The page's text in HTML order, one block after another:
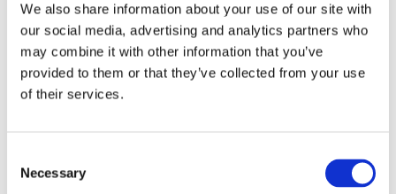
We also share information about your use of our site with
our social media, advertising and analytics partners who
may combine it with other information that you’ve
provided to them or that they’ve collected from your use
of their services.
Selection
Necessary
Aurora Botnia får Stena-
kostym